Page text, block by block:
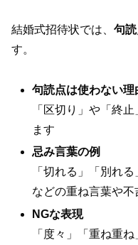
結婚式招待状では、 句
す。
句読点は使わない理
「区切り」や「終
ます
忌み言葉の例
「切れる」「別れ
などの重ね言葉や不
NGな表現
「度々」「重ね重